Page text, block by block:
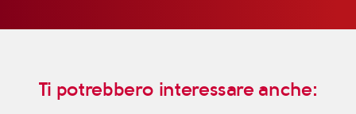
Ti potrebbero interessare anche: